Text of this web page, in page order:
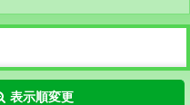
表示順変更